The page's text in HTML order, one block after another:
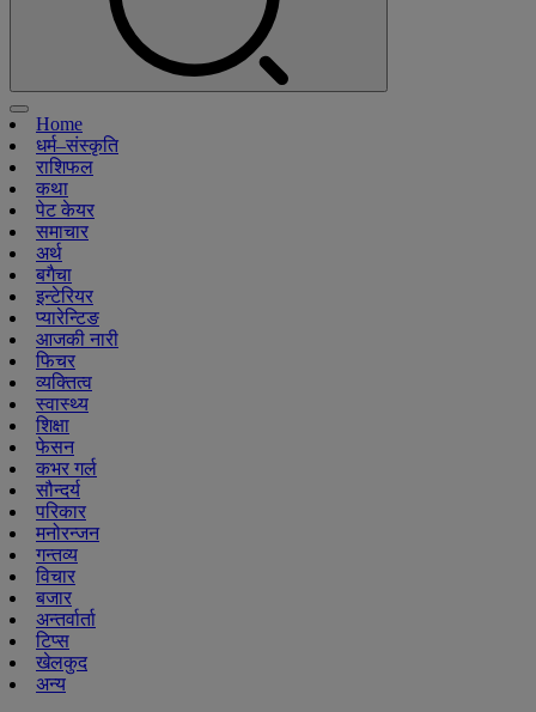
Home
धर्म–संस्कृति
राशिफल
कथा
पेट केयर
समाचार
अर्थ
बगैचा
इन्टेरियर
प्यारेन्टिङ
आजकी नारी
फिचर
व्यक्तित्व
स्वास्थ्य
शिक्षा
फेसन
कभर गर्ल
सौन्दर्य
परिकार
मनोरन्जन
गन्तव्य
विचार
बजार
अन्तर्वार्ता
टिप्स
खेलकुद
अन्य